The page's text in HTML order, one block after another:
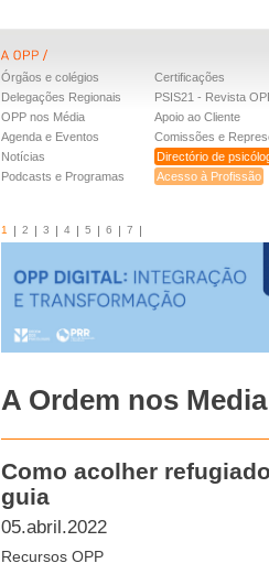
Órgãos e colégios
Delegações Regionais
OPP nos Média
Agenda e Eventos
Notícias
Podcasts e Programas
Certificações
PSIS21 - Revista
Apoio ao Cliente
Comissões e
Directório de
Acesso à Profissão
1 2 3 4 5 6 7
A Ordem nos Media
Como acolher
guia
05.abril.2022
Recursos OPP